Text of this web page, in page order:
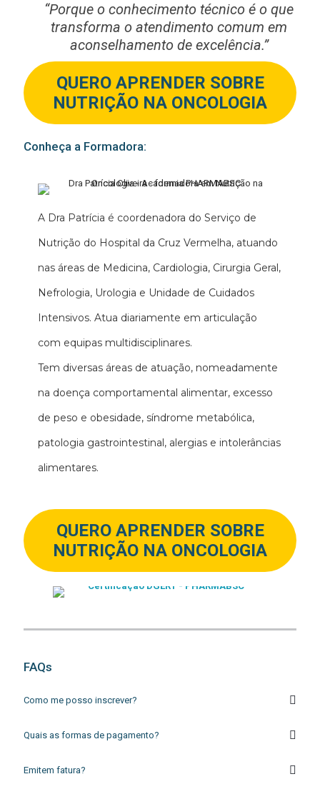
“Porque o conhecimento técnico é o que
transforma o atendimento comum em
aconselhamento de excelência.”
QUERO APRENDER SOBRE
NUTRIÇÃO NA ONCOLOGIA
Conheça a Formadora:
A Dra Patrícia é coordenadora do Serviço de
Nutrição do Hospital da Cruz Vermelha, atuando
nas áreas de Medicina, Cardiologia, Cirurgia Geral,
Nefrologia, Urologia e Unidade de Cuidados
Intensivos. Atua diariamente em articulação
com equipas multidisciplinares.
Tem diversas áreas de atuação, nomeadamente
na doença comportamental alimentar, excesso
de peso e obesidade, síndrome metabólica,
patologia gastrointestinal, alergias e intolerâncias
alimentares.
QUERO APRENDER SOBRE
NUTRIÇÃO NA ONCOLOGIA
FAQs
Como me posso inscrever?
Quais as formas de pagamento?
Emitem fatura?